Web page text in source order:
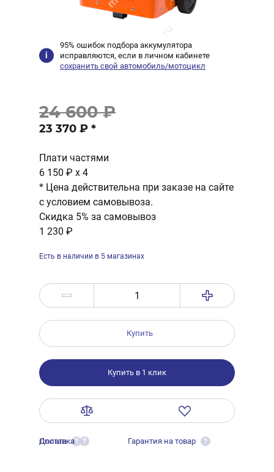
95% ошибок подбора аккумулятора
исправляются, если в личном кабинете
сохранить свой автомобиль/мотоцикл
24 600 ₽
23 370 ₽ *
Плати частями
6 150 ₽ x 4
* Цена действительна при заказе на сайте
с условием самовывоза.
Скидка 5% за самовывоз
1 230 ₽
Есть в наличии в 5 магазинах
Купить
Купить в 1 клик
Оплата ?
Доставка ? Гарантия на товар ?